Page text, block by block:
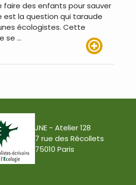
faire des enfants pour sauver
est la question qui taraude
écologistes. Cette
se …
JNE - Atelier 128
7 rue des Récollets
75010 Paris